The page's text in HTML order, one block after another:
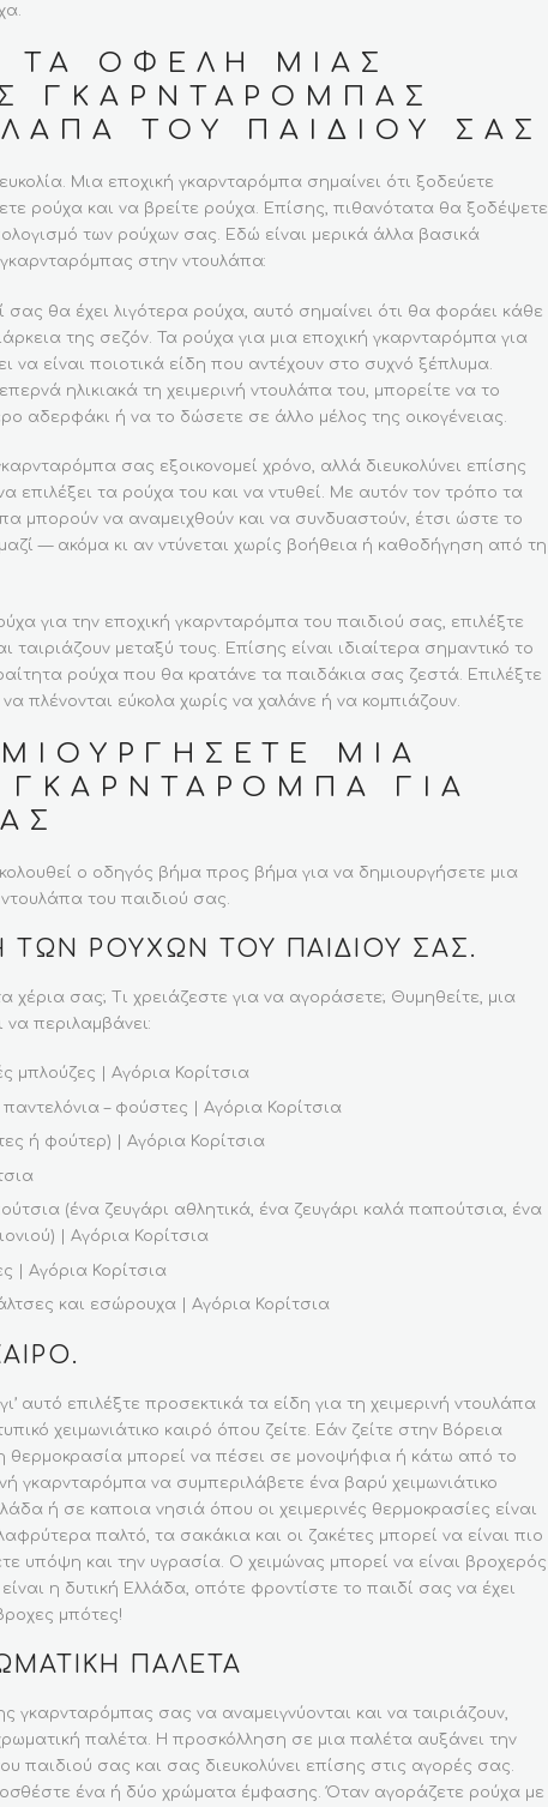
ΤΑ ΟΦΈΛΗ ΜΙΑΣ
ΓΚΑΡΝΤΑΡΌΜΠΑΣ
ΤΟΥ ΠΑΙΔΙΟΎ ΣΑΣ
Μια εποχική γκαρνταρόμπα σημαίνει ότι ξοδεύετε
ρούχα και να βρείτε ρούχα. Επίσης, πιθανότατα θα ξοδέψετε
των ρούχων σας. Εδώ είναι μερικά άλλα βασικά
στην ντουλάπα:
σας θα έχει λιγότερα ρούχα, αυτό σημαίνει ότι θα φοράει κάθε
της σεζόν. Τα ρούχα για μια εποχική γκαρνταρόμπα για
να είναι ποιοτικά είδη που αντέχουν στο συχνό ξέπλυμα.
ηλικιακά τη χειμερινή ντουλάπα του, μπορείτε να το
αδερφάκι ή να το δώσετε σε άλλο μέλος της οικογένειας.
σας εξοικονομεί χρόνο, αλλά διευκολύνει επίσης
επιλέξει τα ρούχα του και να ντυθεί. Με αυτόν τον τρόπο τα
μπορούν να αναμειχθούν και να συνδυαστούν, έτσι ώστε το
— ακόμα κι αν ντύνεται χωρίς βοήθεια ή καθοδήγηση από τη
για την εποχική γκαρνταρόμπα του παιδιού σας, επιλέξτε
ταιριάζουν μεταξύ τους. Επίσης είναι ιδιαίτερα σημαντικό το
ρούχα που θα κρατάνε τα παιδάκια σας ζεστά. Επιλέξτε
πλένονται εύκολα χωρίς να χαλάνε ή να κομπιάζουν.
ΜΙΑ
ΓΚΑΡΝΤΑΡΌΜΠΑ ΓΙΑ
ο οδηγός βήμα προς βήμα για να δημιουργήσετε μια
του παιδιού σας.
ΡΟΎΧΩΝ ΤΟΥ ΠΑΙΔΙΟΎ ΣΑΣ.
χέρια σας; Τι χρειάζεστε για να αγοράσετε; Θυμηθείτε, μια
περιλαμβάνει:
μπλούζες | Αγόρια Κορίτσια
– φούστες | Αγόρια Κορίτσια
ή φούτερ) | Αγόρια Κορίτσια
(ένα ζευγάρι αθλητικά, ένα ζευγάρι καλά παπούτσια, ένα
| Αγόρια Κορίτσια
| Αγόρια Κορίτσια
και εσώρουχα | Αγόρια Κορίτσια
αυτό επιλέξτε προσεκτικά τα είδη για τη χειμερινή ντουλάπα
χειμωνιάτικο καιρό όπου ζείτε. Εάν ζείτε στην Βόρεια
θερμοκρασία μπορεί να πέσει σε μονοψήφια ή κάτω από το
γκαρνταρόμπα να συμπεριλάβετε ένα βαρύ χειμωνιάτικο
ή σε καποια νησιά όπου οι χειμερινές θερμοκρασίες είναι
παλτό, τα σακάκια και οι ζακέτες μπορεί να είναι πιο
υπόψη και την υγρασία. Ο χειμώνας μπορεί να είναι βροχερός
η δυτική Ελλάδα, οπότε φροντίστε το παιδί σας να έχει
μπότες!
ΠΑΛΈΤΑ
γκαρνταρόμπας σας να αναμειγνύονται και να ταιριάζουν,
παλέτα. Η προσκόλληση σε μια παλέτα αυξάνει την
παιδιού σας και σας διευκολύνει επίσης στις αγορές σας.
ένα ή δύο χρώματα έμφασης. Όταν αγοράζετε ρούχα με